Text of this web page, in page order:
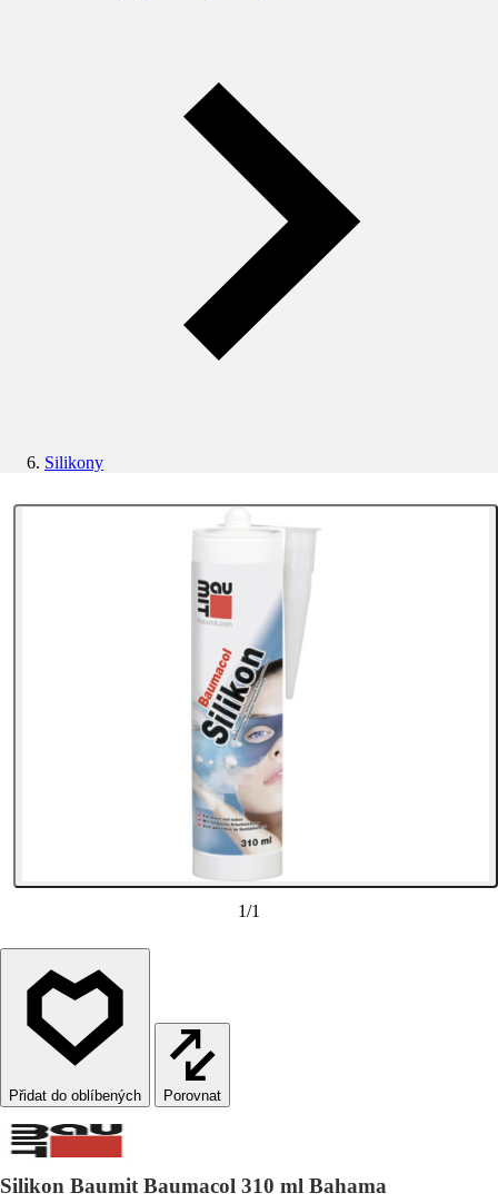
Silikony
1/1
Porovnat
Silikon Baumit Baumacol 310 ml Bahama